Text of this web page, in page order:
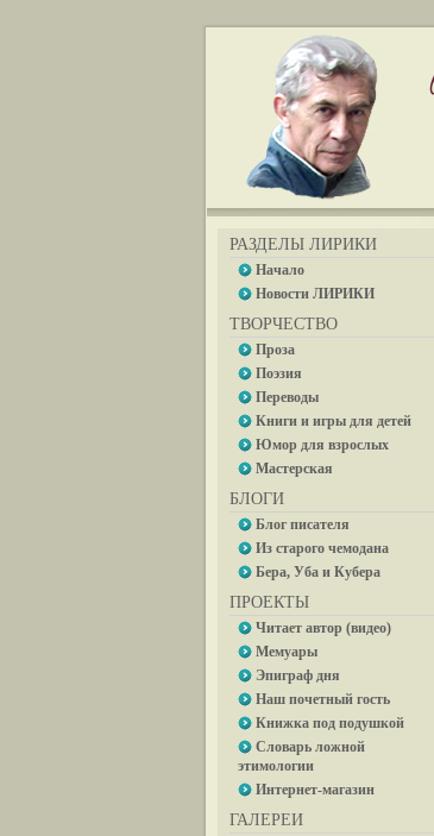
РАЗДЕЛЫ ЛИРИКИ
Начало
Новости ЛИРИКИ
ТВОРЧЕСТВО
Проза
Поэзия
Переводы
Книги и игры для детей
Юмор для взрослых
Мастерская
БЛОГИ
Блог писателя
Из старого чемодана
Бера, Уба и Кубера
ПРОЕКТЫ
Читает автор (видео)
Мемуары
Эпиграф дня
Наш почетный гость
Книжка под подушкой
Словарь ложной
этимологии
Интернет-магазин
ГАЛЕРЕИ